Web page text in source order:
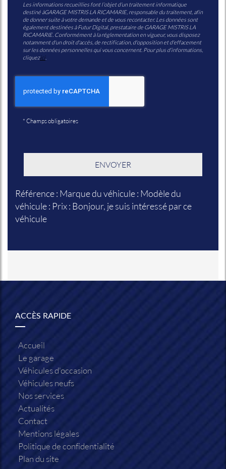
Les informations recueillies font l’objet d’un traitement informatique
destiné àGARAGE MISTRIS LA RICAMARIE, responsable du traitement, afin
de donner suite à votre demande et de vous recontacter. Les données sont
également destinées à Futur Digital, prestataire de GARAGE MISTRIS LA
RICAMARIE. Conformément à la réglementation en vigueur, vous disposez
notamment d'un droit d'accès, de rectification, d'opposition et d'effacement
sur les données personnelles qui vous concernent. Pour plus d’informations,
cliquezici.
* Champs obligatoires
Référence : Marque du véhicule : Modèle du
véhicule : Prix : Bonjour, je suis intéressé par ce
véhicule
ACCÈS RAPIDE
Accueil
Le garage
Véhicules d'occasion
Véhicules neufs
Nos services
Actualités
Contact
Mentions légales
Politique de confidentialité
Plan du site